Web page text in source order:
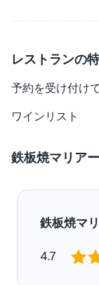
レストランの
予約を受け付け
ワインリスト
鉄板焼マリア
鉄板焼マ
4.7